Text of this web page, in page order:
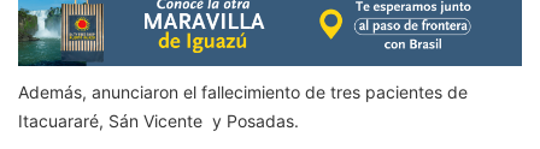
Además, anunciaron el fallecimiento de tres pacientes de
Itacuararé, Sán Vicente y Posadas.